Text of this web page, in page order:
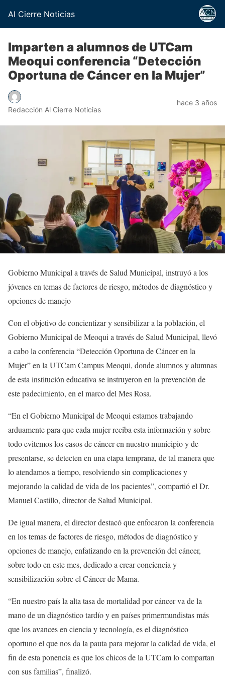
Al Cierre Noticias
Imparten a alumnos de UTCam
Meoqui conferencia “Detección
Oportuna de Cáncer en la Mujer”
Redacción Al Cierre Noticias
hace 3 años
Gobierno Municipal a través de Salud Municipal, instruyó a los
jóvenes en temas de factores de riesgo, métodos de diagnóstico y
opciones de manejo
Con el objetivo de concientizar y sensibilizar a la población, el
Gobierno Municipal de Meoqui a través de Salud Municipal, llevó
a cabo la conferencia “Detección Oportuna de Cáncer en la
Mujer” en la UTCam Campus Meoqui, donde alumnos y alumnas
de esta institución educativa se instruyeron en la prevención de
este padecimiento, en el marco del Mes Rosa.
“En el Gobierno Municipal de Meoqui estamos trabajando
arduamente para que cada mujer reciba esta información y sobre
todo evitemos los casos de cáncer en nuestro municipio y de
presentarse, se detecten en una etapa temprana, de tal manera que
lo atendamos a tiempo, resolviendo sin complicaciones y
mejorando la calidad de vida de los pacientes”, compartió el Dr.
Manuel Castillo, director de Salud Municipal.
De igual manera, el director destacó que enfocaron la conferencia
en los temas de factores de riesgo, métodos de diagnóstico y
opciones de manejo, enfatizando en la prevención del cáncer,
sobre todo en este mes, dedicado a crear conciencia y
sensibilización sobre el Cáncer de Mama.
“En nuestro país la alta tasa de mortalidad por cáncer va de la
mano de un diagnóstico tardío y en países primermundistas más
que los avances en ciencia y tecnología, es el diagnóstico
oportuno el que nos da la pauta para mejorar la calidad de vida, el
fin de esta ponencia es que los chicos de la UTCam lo compartan
con sus familias”, finalizó.